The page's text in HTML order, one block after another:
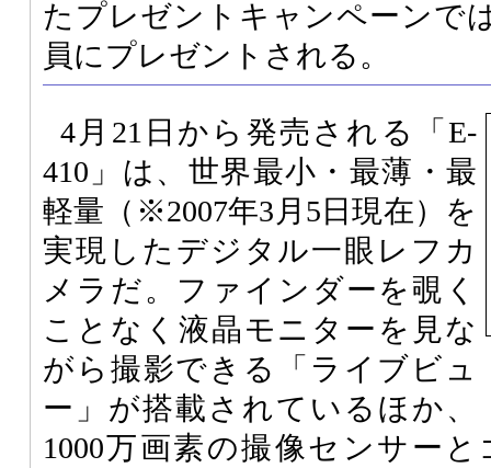
たプレゼントキャンペーンで
員にプレゼントされる。
4月21日から発売される「E-
410」は、世界最小・最薄・最
軽量（※2007年3月5日現在）を
実現したデジタル一眼レフカ
メラだ。ファインダーを覗く
ことなく液晶モニターを見な
がら撮影できる「ライブビュ
ー」が搭載されているほか、
1000万画素の撮像センサー